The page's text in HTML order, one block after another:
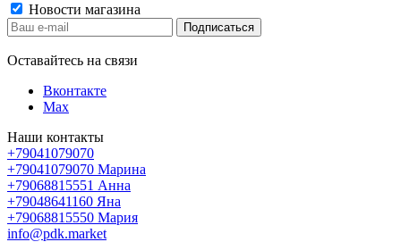
Новости магазина
Оставайтесь на связи
Вконтакте
Max
Наши контакты
+79041079070
+79041079070 Марина
+79068815551 Анна
+79048641160 Яна
+79068815550 Мария
info@pdk.market